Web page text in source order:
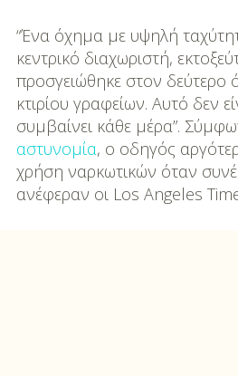
“Ένα όχημα με υψηλή
κεντρικό διαχωριστή,
προσγειώθηκε στον δεύτερο
κτιρίου γραφείων. Αυτό δεν
συμβαίνει κάθε μέρα”.
αστυνομία, ο οδηγός
χρήση ναρκωτικών όταν
ανέφεραν οι Los Angeles